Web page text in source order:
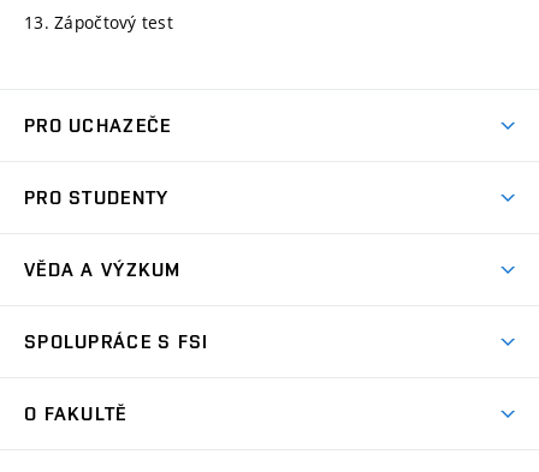
13. Zápočtový test
PRO UCHAZEČE
Ambasadoři studia
Zápisy
PRO STUDENTY
Studijní předpisy
Pro prváky
VĚDA A VÝZKUM
Oblasti výzkumu
SPOLUPRÁCE S FSI
O FAKULTĚ